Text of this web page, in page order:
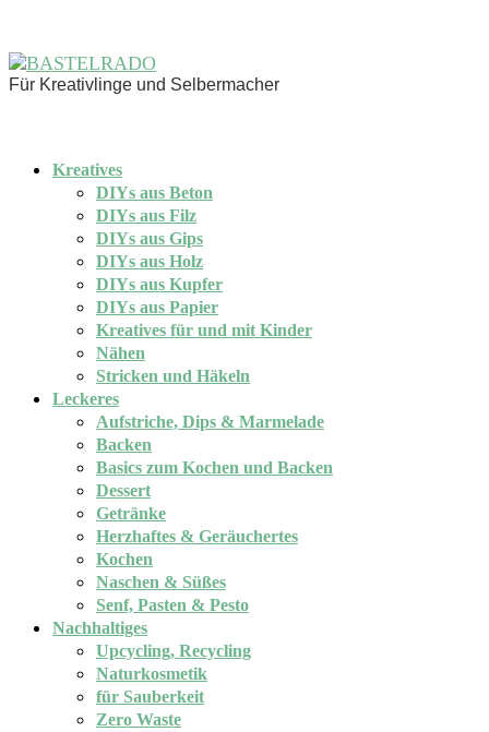
Für Kreativlinge und Selbermacher
Kreatives
DIYs aus Beton
DIYs aus Filz
DIYs aus Gips
DIYs aus Holz
DIYs aus Kupfer
DIYs aus Papier
Kreatives für und mit Kinder
Nähen
Stricken und Häkeln
Leckeres
Aufstriche, Dips & Marmelade
Backen
Basics zum Kochen und Backen
Dessert
Getränke
Herzhaftes & Geräuchertes
Kochen
Naschen & Süßes
Senf, Pasten & Pesto
Nachhaltiges
Upcycling, Recycling
Naturkosmetik
für Sauberkeit
Zero Waste